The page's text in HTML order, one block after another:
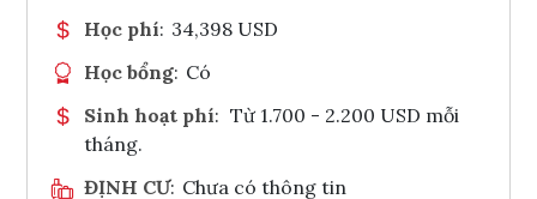
Học phí: 34,398 USD
Học bổng: Có
Sinh hoạt phí: Từ 1.700 - 2.200 USD mỗi
tháng.
ĐỊNH CƯ: Chưa có thông tin